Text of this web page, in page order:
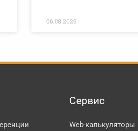
06.08.2026
Сервис
Web-калькуляторы